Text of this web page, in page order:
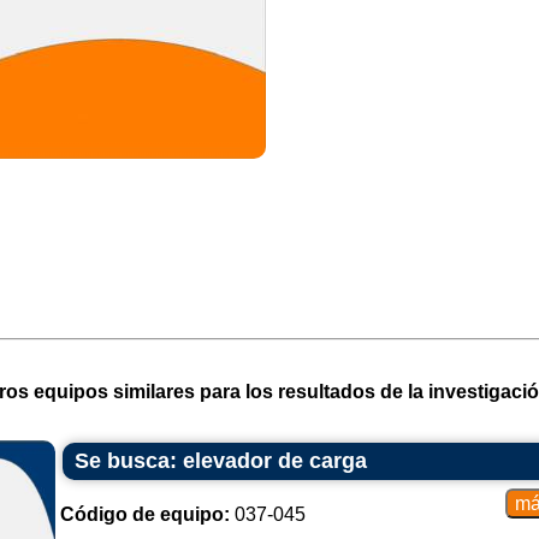
equipos similares para los resultados de la
Se busca: elevador de carga
Código de equipo: 037-045